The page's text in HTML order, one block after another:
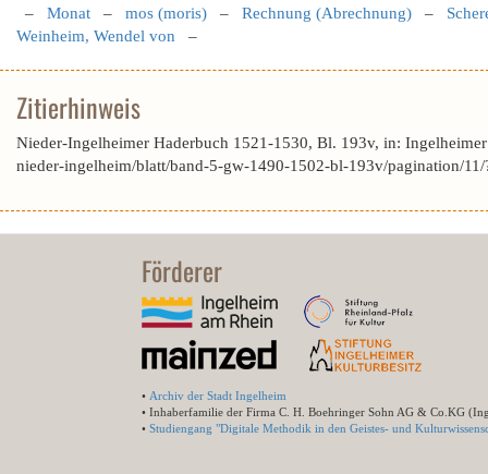
– Monat – mos (moris) – Rechnung (Abrechnung) –
Weinheim, Wendel von –
Zitierhinweis
Nieder-Ingelheimer Haderbuch 1521-1530, Bl. 193v, in:
nieder-ingelheim/blatt/band-5-gw-1490-1502-bl-193v/pagination/
Förderer
• Archiv der Stadt Ingelheim
• Inhaberfamilie der Firma C. H. Boehringer Sohn AG & Co.KG
• Studiengang "Digitale Methodik in den Geistes- und